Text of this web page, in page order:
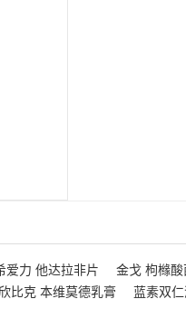
爱力 他达拉非片 金戈 枸橼
欣比克 本维莫德乳膏 蓝素双